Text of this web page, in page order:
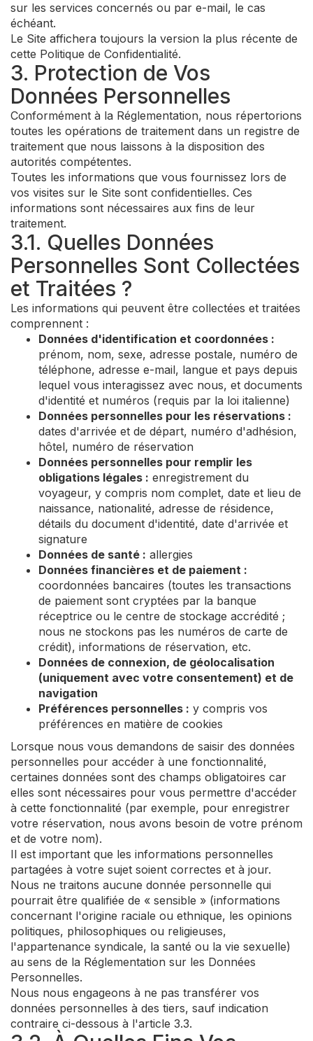
sur les services concernés ou par e-mail, le cas
échéant.
Le Site affichera toujours la version la plus récente de
cette Politique de Confidentialité.
3. Protection de Vos
Données Personnelles
Conformément à la Réglementation, nous répertorions
toutes les opérations de traitement dans un registre de
traitement que nous laissons à la disposition des
autorités compétentes.
Toutes les informations que vous fournissez lors de
vos visites sur le Site sont confidentielles. Ces
informations sont nécessaires aux fins de leur
traitement.
3.1. Quelles Données
Personnelles Sont Collectées
et Traitées ?
Les informations qui peuvent être collectées et traitées
comprennent :
Données d'identification et coordonnées :
prénom, nom, sexe, adresse postale, numéro de
téléphone, adresse e-mail, langue et pays depuis
lequel vous interagissez avec nous, et documents
d'identité et numéros (requis par la loi italienne)
Données personnelles pour les réservations :
dates d'arrivée et de départ, numéro d'adhésion,
hôtel, numéro de réservation
Données personnelles pour remplir les
obligations légales : enregistrement du
voyageur, y compris nom complet, date et lieu de
naissance, nationalité, adresse de résidence,
détails du document d'identité, date d'arrivée et
signature
Données de santé : allergies
Données financières et de paiement :
coordonnées bancaires (toutes les transactions
de paiement sont cryptées par la banque
réceptrice ou le centre de stockage accrédité ;
nous ne stockons pas les numéros de carte de
crédit), informations de réservation, etc.
Données de connexion, de géolocalisation
(uniquement avec votre consentement) et de
navigation
Préférences personnelles : y compris vos
préférences en matière de cookies
Lorsque nous vous demandons de saisir des données
personnelles pour accéder à une fonctionnalité,
certaines données sont des champs obligatoires car
elles sont nécessaires pour vous permettre d'accéder
à cette fonctionnalité (par exemple, pour enregistrer
votre réservation, nous avons besoin de votre prénom
et de votre nom).
Il est important que les informations personnelles
partagées à votre sujet soient correctes et à jour.
Nous ne traitons aucune donnée personnelle qui
pourrait être qualifiée de « sensible » (informations
concernant l'origine raciale ou ethnique, les opinions
politiques, philosophiques ou religieuses,
l'appartenance syndicale, la santé ou la vie sexuelle)
au sens de la Réglementation sur les Données
Personnelles.
Nous nous engageons à ne pas transférer vos
données personnelles à des tiers, sauf indication
contraire ci-dessous à l'article 3.3.